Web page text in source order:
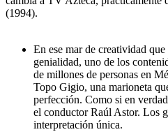
(1994).
En ese mar de creatividad
genialidad, uno de los
de millones de personas en
Topo Gigio, una marioneta
perfección. Como si en
el conductor Raúl Astor. Los
interpretación única.